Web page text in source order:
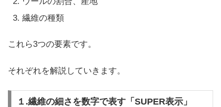
繊維の種類
これら3つの要素です。
それぞれを解説していきます。
１.繊維の細さを数字で表す「SUPER表示」